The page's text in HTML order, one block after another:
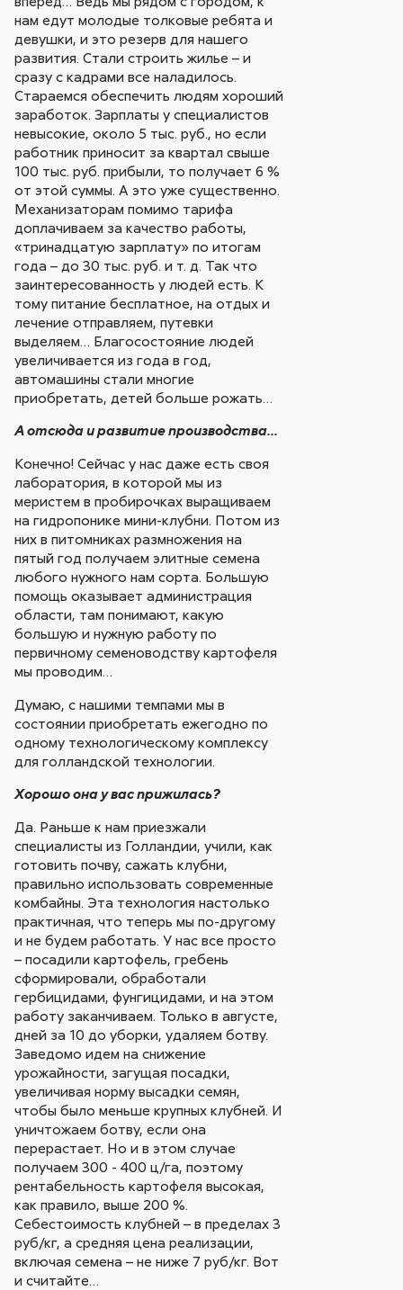
нам едут молодые толковые ребята и
девушки, и это резерв для нашего
развития. Стали строить жилье – и
сразу с кадрами все наладилось.
Стараемся обеспечить людям хороший
заработок. Зарплаты у специалистов
невысокие, около 5 тыс. руб., но если
работник приносит за квартал свыше
100 тыс. руб. прибыли, то получает 6 %
от этой суммы. А это уже существенно.
Механизаторам помимо тарифа
доплачиваем за качество работы,
«тринадцатую зарплату» по итогам
года – до 30 тыс. руб. и т. д. Так что
заинтересованность у людей есть. К
тому питание бесплатное, на отдых и
лечение отправляем, путевки
выделяем… Благосостояние людей
увеличивается из года в год,
автомашины стали многие
приобретать, детей больше рожать…
А отсюда и развитие производства...
Конечно! Сейчас у нас даже есть своя
лаборатория, в которой мы из
меристем в пробирочках выращиваем
на гидропонике мини-клубни. Потом из
них в питомниках размножения на
пятый год получаем элитные семена
любого нужного нам сорта. Большую
помощь оказывает администрация
области, там понимают, какую
большую и нужную работу по
первичному семеноводству картофеля
мы проводим…
Думаю, с нашими темпами мы в
состоянии приобретать ежегодно по
одному технологическому комплексу
для голландской технологии.
Хорошо она у вас прижилась?
Да. Раньше к нам приезжали
специалисты из Голландии, учили, как
готовить почву, сажать клубни,
правильно использовать современные
комбайны. Эта технология настолько
практичная, что теперь мы по-другому
и не будем работать. У нас все просто
– посадили картофель, гребень
сформировали, обработали
гербицидами, фунгицидами, и на этом
работу заканчиваем. Только в августе,
дней за 10 до уборки, удаляем ботву.
Заведомо идем на снижение
урожайности, загущая посадки,
увеличивая норму высадки семян,
чтобы было меньше крупных клубней. И
уничтожаем ботву, если она
перерастает. Но и в этом случае
получаем 300 - 400 ц/га, поэтому
рентабельность картофеля высокая,
как правило, выше 200 %.
Себестоимость клубней – в пределах 3
руб/кг, а средняя цена реализации,
включая семена – не ниже 7 руб/кг. Вот
и считайте…